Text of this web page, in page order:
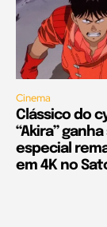
Cinema
Clássico do
“Akira”
especial
em 4K no